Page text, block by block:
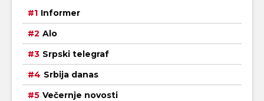
Informer
Alo
Srpski telegraf
Srbija danas
Večernje novosti